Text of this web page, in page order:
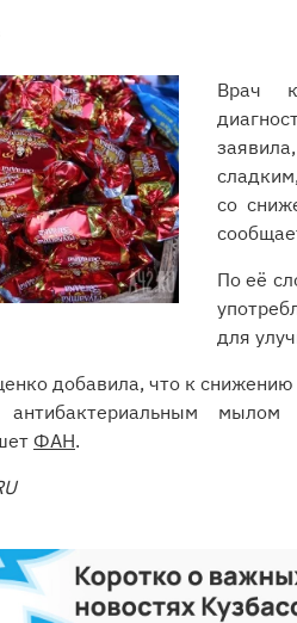
Врач
со
По её
для
добавила, что к
антибактериальным
ФАН.